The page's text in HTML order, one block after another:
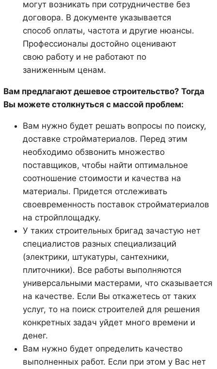
могут возникать при сотрудничестве без
договора. В документе указывается
способ оплаты, частота и другие нюансы.
Профессионалы достойно оценивают
свою работу и не работают по
заниженным ценам.
Вам предлагают дешевое строительство? Тогда
Вы можете столкнуться с массой проблем:
Вам нужно будет решать вопросы по поиску,
доставке стройматериалов. Перед этим
необходимо обзвонить множество
поставщиков, чтобы найти оптимальное
соотношение стоимости и качества на
материалы. Придется отслеживать
своевременность поставок стройматериалов
на стройплощадку.
У таких строительных бригад зачастую нет
специалистов разных специализаций
(электрики, штукатуры, сантехники,
плиточники). Все работы выполняются
универсальными мастерами, что сказывается
на качестве. Если Вы откажетесь от таких
услуг, то на поиск строителей для решения
конкретных задач уйдет много времени и
денег.
Вам нужно будет определить качество
выполненных работ. Если при этом у Вас нет